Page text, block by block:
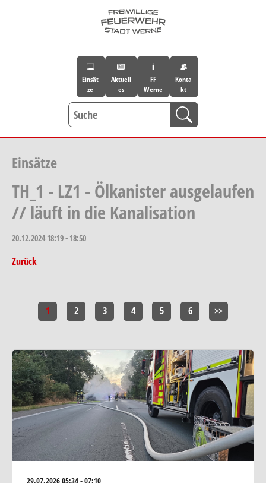
Einsät
ze
Aktuell
es
FF
Werne
Konta
kt
Einsätze
TH_1 - LZ1 - Ölkanister ausgelaufen
// läuft in die Kanalisation
20.12.202418:19 - 18:50
Zurück
1 2 3 4 5 6 >>